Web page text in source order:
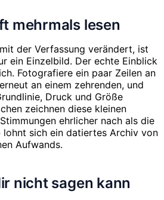
mehrmals lesen
der Verfassung verändert, ist
ein Einzelbild. Der echte Einblick
Fotografiere ein paar Zeilen an
an einem zehrenden, und
Druck und Größe
zeichnen diese kleinen
ehrlicher nach als die
sich ein datiertes Archiv von
Aufwands.
nicht sagen kann